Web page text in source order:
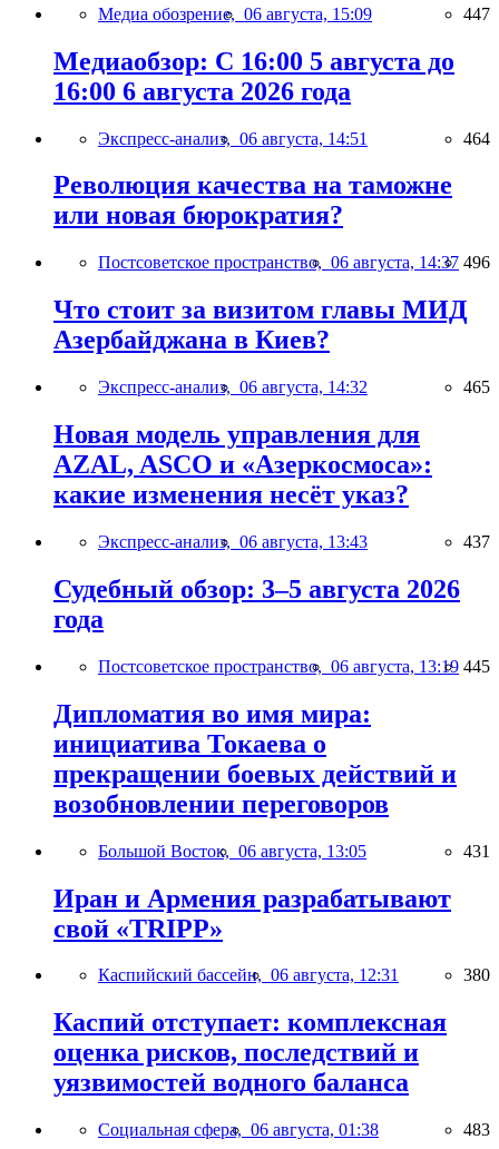
Медиа обозрение, 06 августа, 15:09 447
Медиаобзор: С 16:00 5 августа до
16:00 6 августа 2026 года
Экспресс-анализ, 06 августа, 14:51 464
Революция качества на таможне
или новая бюрократия?
Постсоветское пространство, 06 августа, 14:37 496
Что стоит за визитом главы МИД
Азербайджана в Киев?
Экспресс-анализ, 06 августа, 14:32 465
Новая модель управления для
AZAL, ASCO и «Азеркосмоса»:
какие изменения несёт указ?
Экспресс-анализ, 06 августа, 13:43 437
Судебный обзор: 3–5 августа 2026
года
Постсоветское пространство, 06 августа, 13:19 445
Дипломатия во имя мира:
инициатива Токаева о
прекращении боевых действий и
возобновлении переговоров
Большой Восток, 06 августа, 13:05 431
Иран и Армения разрабатывают
свой «TRIPP»
Каспийский бассейн, 06 августа, 12:31 380
Каспий отступает: комплексная
оценка рисков, последствий и
уязвимостей водного баланса
Социальная сфера, 06 августа, 01:38 483